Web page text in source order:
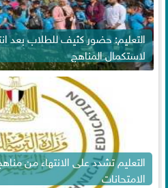
التعليم: حضور كثيف للطلاب بعد
لاستكمال المناهج
الامتحانات